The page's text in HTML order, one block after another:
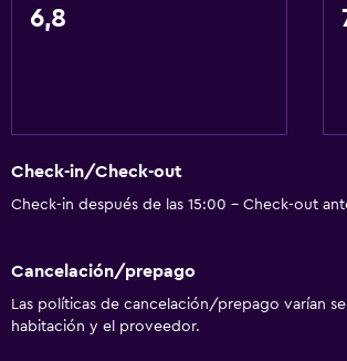
Servicio de despertador
Servicio de habitaciones
Recepción 24 horas
Sistema de entretenimiento
Radio
TV por cable o vía satélite
6,8
Check-in/Check-out
Check-in después de las 15:00 - Check-out
Cancelación/prepago
Las políticas de cancelación/prepago varían
habitación y el proveedor.